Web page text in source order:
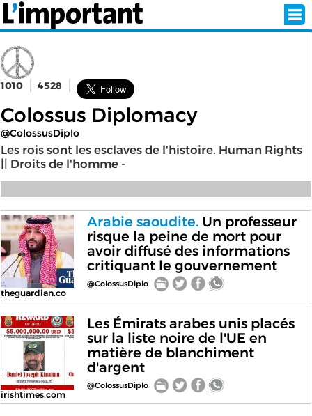
INSCRIPTION
SÉLECTION DE L'ÉTÉ
SUIVEZ NOUS:
< RETOUR À L'ACCUEIL
1010 4528
Colossus Diplomacy
@ColossusDiplo
Les rois sont les esclaves de l'histoire. Human Rights
|| Droits de l'homme -
theguardian.co
Arabie saoudite.Un professeur
risque la peine de mort pour
avoir diffusé des informations
critiquant le gouvernement
@ColossusDiplo
irishtimes.com
Les Émirats arabes unis placés
sur la liste noire de l'UE en
matière de blanchiment
d'argent
@ColossusDiplo